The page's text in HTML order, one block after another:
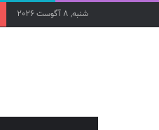
شنبه, 8 آگوست 2026